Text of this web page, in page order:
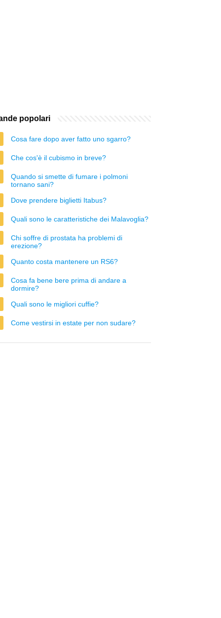
popolari
Cosa fare dopo aver fatto uno sgarro?
Che cos'è il cubismo in breve?
Quando si smette di fumare i polmoni
tornano sani?
Dove prendere biglietti Itabus?
Quali sono le caratteristiche dei Malavoglia?
Chi soffre di prostata ha problemi di
erezione?
Quanto costa mantenere un RS6?
Cosa fa bene bere prima di andare a
dormire?
Quali sono le migliori cuffie?
Come vestirsi in estate per non sudare?